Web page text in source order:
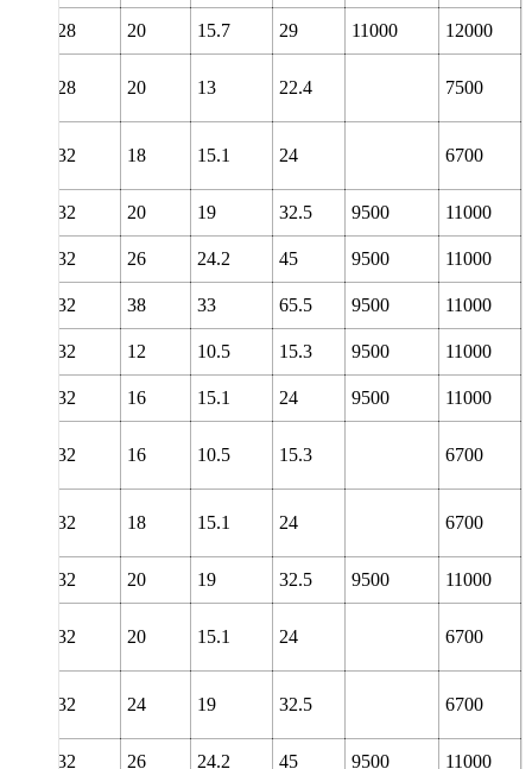
28 20 15.7 29 11000 12000
28 20 13 22.4 7500
32 18 15.1 24 6700
32 20 19 32.5 9500 11000
32 26 24.2 45 9500 11000
32 38 33 65.5 9500 11000
32 12 10.5 15.3 9500 11000
32 16 15.1 24 9500 11000
32 16 10.5 15.3 6700
32 18 15.1 24 6700
32 20 19 32.5 9500 11000
32 20 15.1 24 6700
32 24 19 32.5 6700
32 26 24.2 45 9500 11000